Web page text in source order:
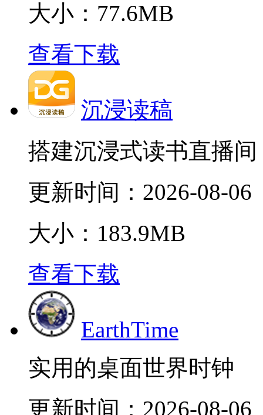
大小：77.6MB
查看下载
沉浸读稿
搭建沉浸式读书直播间
更新时间： 2026-08-06
大小：183.9MB
查看下载
EarthTime
实用的桌面世界时钟
更新时间： 2026-08-06